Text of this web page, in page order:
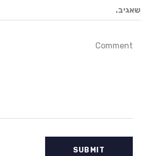
שאגיב.
Comment